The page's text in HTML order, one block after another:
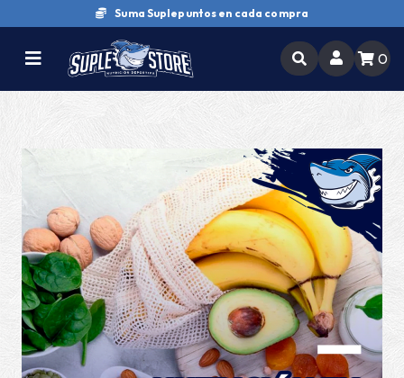
Compra y retira en tienda
0